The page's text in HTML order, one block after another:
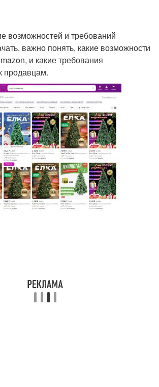
возможностей и требований
важно понять, какие возможности
и какие требования
продавцам.